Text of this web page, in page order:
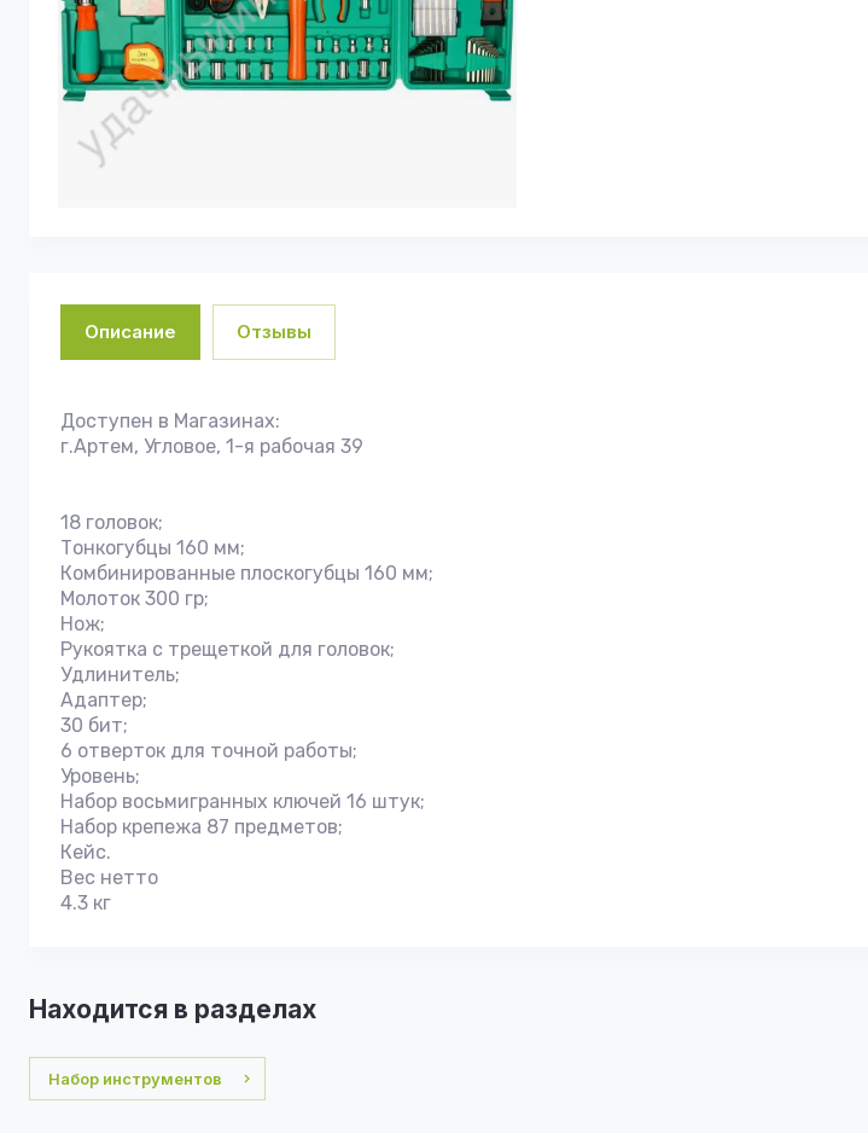
Описание Отзывы
Доступен в Магазинах:
г.Артем, Угловое, 1-я рабочая 39
18 головок;
Тонкогубцы 160 мм;
Комбинированные плоскогубцы 160 мм;
Молоток 300 гр;
Нож;
Рукоятка с трещеткой для головок;
Удлинитель;
Адаптер;
30 бит;
6 отверток для точной работы;
Уровень;
Набор восьмигранных ключей 16 штук;
Набор крепежа 87 предметов;
Кейс.
Вес нетто
4.3 кг
Находится в разделах
Набор инструментов